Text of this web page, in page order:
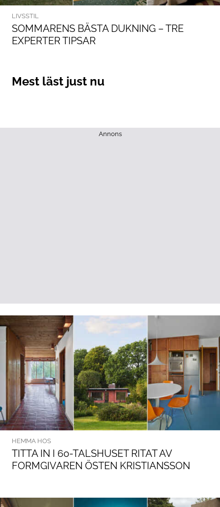
LIVSSTIL
SOMMARENS BÄSTA DUKNING – TRE
EXPERTER TIPSAR
Mest läst just nu
Annons
HEMMA HOS
TITTA IN I 60-TALSHUSET RITAT AV
FORMGIVAREN ÖSTEN KRISTIANSSON